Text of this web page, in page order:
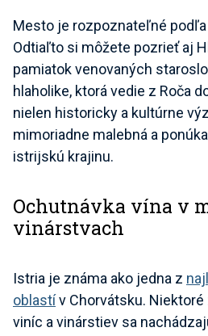
Mesto je rozpoznateľné
Odtiaľto si môžete pozrieť aj
pamiatok venovaných
hlaholike, ktorá vedie z Roča
nielen historicky a kultúrne
mimoriadne malebná a
istrijskú krajinu.
Ochutnávka vína v
vinárstvach
Istria je známa ako jedna z
oblastív Chorvátsku.
viníc a vinárstiev sa